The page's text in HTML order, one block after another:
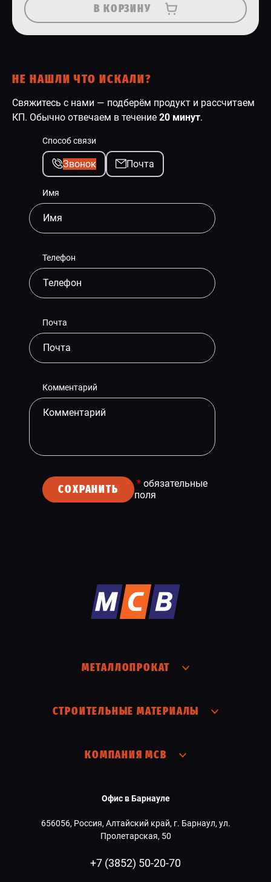
В КОРЗИНУ
НЕ НАШЛИ ЧТО ИСКАЛИ?
Свяжитесь с нами — подберём продукт и рассчитаем
КП. Обычно отвечаем в течение 20 минут.
Способ связи
Звонок Почта
Имя
Телефон
Почта
Комментарий
СОХРАНИТЬ * обязательные
поля
МЕТАЛЛОПРОКАТ
СТРОИТЕЛЬНЫЕ МАТЕРИАЛЫ
КОМПАНИЯ МСВ
Офис в Барнауле
656056, Россия, Алтайский край, г. Барнаул, ул.
Пролетарская, 50
+7 (3852) 50-20-70